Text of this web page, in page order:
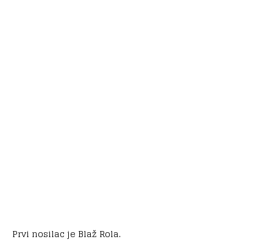
Prvi nosilac je Blaž Rola.